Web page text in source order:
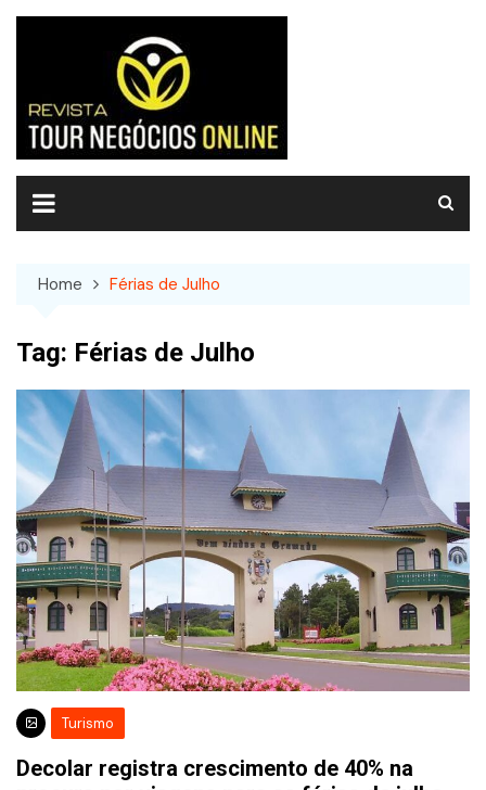
Skip
Home Férias de Julho
Tag: Férias de Julho
Turismo
Decolar registra crescimento de 40% na